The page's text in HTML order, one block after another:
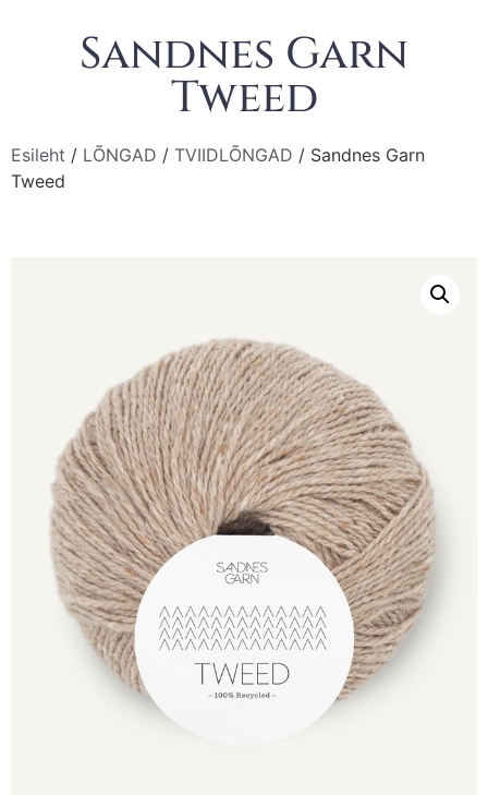
Sandnes Garn
Tweed
Esileht / LÕNGAD / TVIIDLÕNGAD / Sandnes Garn
Tweed